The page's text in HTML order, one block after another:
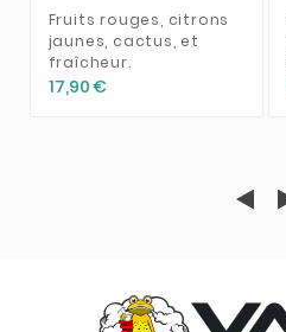
Fruits rouges, citrons
jaunes, cactus, et
fraîcheur.
17,90 €